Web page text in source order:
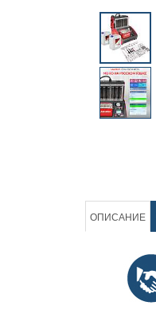
ОПИСАНИЕ